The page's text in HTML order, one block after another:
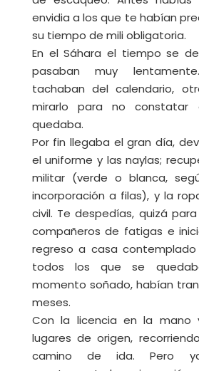
envidia a los que te habían
su tiempo de mili obligatoria.
En el Sáhara el tiempo se
pasaban muy
tachaban del calendario,
mirarlo para no constatar
quedaba.
Por fin llegaba el gran día,
el uniforme y las naylas;
militar (verde o blanca,
incorporación a filas), y la
civil. Te despedías, quizá
compañeros de fatigas e
regreso a casa
todos los que se
momento soñado, habían
meses.
Con la licencia en la mano
lugares de origen,
camino de ida. Pero